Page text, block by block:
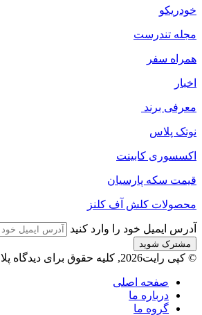
خودریکو
مجله‌ تندرست
همراه سفر
اخبار
معرفی برند
نوتک پلاس
اکسسوری کابینت
قیمت سکه پارسیان
محصولات کلش آف کلنز
آدرس ایمیل خود را وارد کنید
© کپی رایت2026, کلیه حقوق برای دیدگاه پلاس محفوظ است.
صفحه اصلی
درباره ما
گروه ما